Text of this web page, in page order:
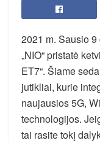
2021 m. Sausio 9
„NIO“ pristatė
ET7“. Šiame
jutikliai, kurie
naujausios 5G,
technologijos.
tai rasite tokį